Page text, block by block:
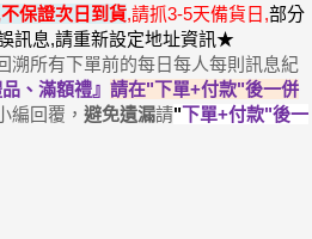
保證次日到貨,請抓3-5天備貨日,部分
訊息,請重新設定地址資訊★
溯所有下單前的每日每人每則訊息紀
、滿額禮』 請在"下單+付款"後一併
編回覆， 避免遺漏請"下單+付款"後一